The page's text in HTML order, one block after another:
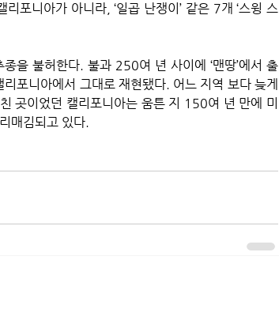
포니아가 아니라, ‘일곱 난쟁이’ 같은 7개 ‘스윙 스
을 불허한다. 불과 250여 년 사이에 ‘맨땅’에서 출
포니아에서 그대로 재현됐다. 어느 지역 보다 늦게
곳이었던 캘리포니아는 움튼 지 150여 년 만에 미
매김되고 있다.